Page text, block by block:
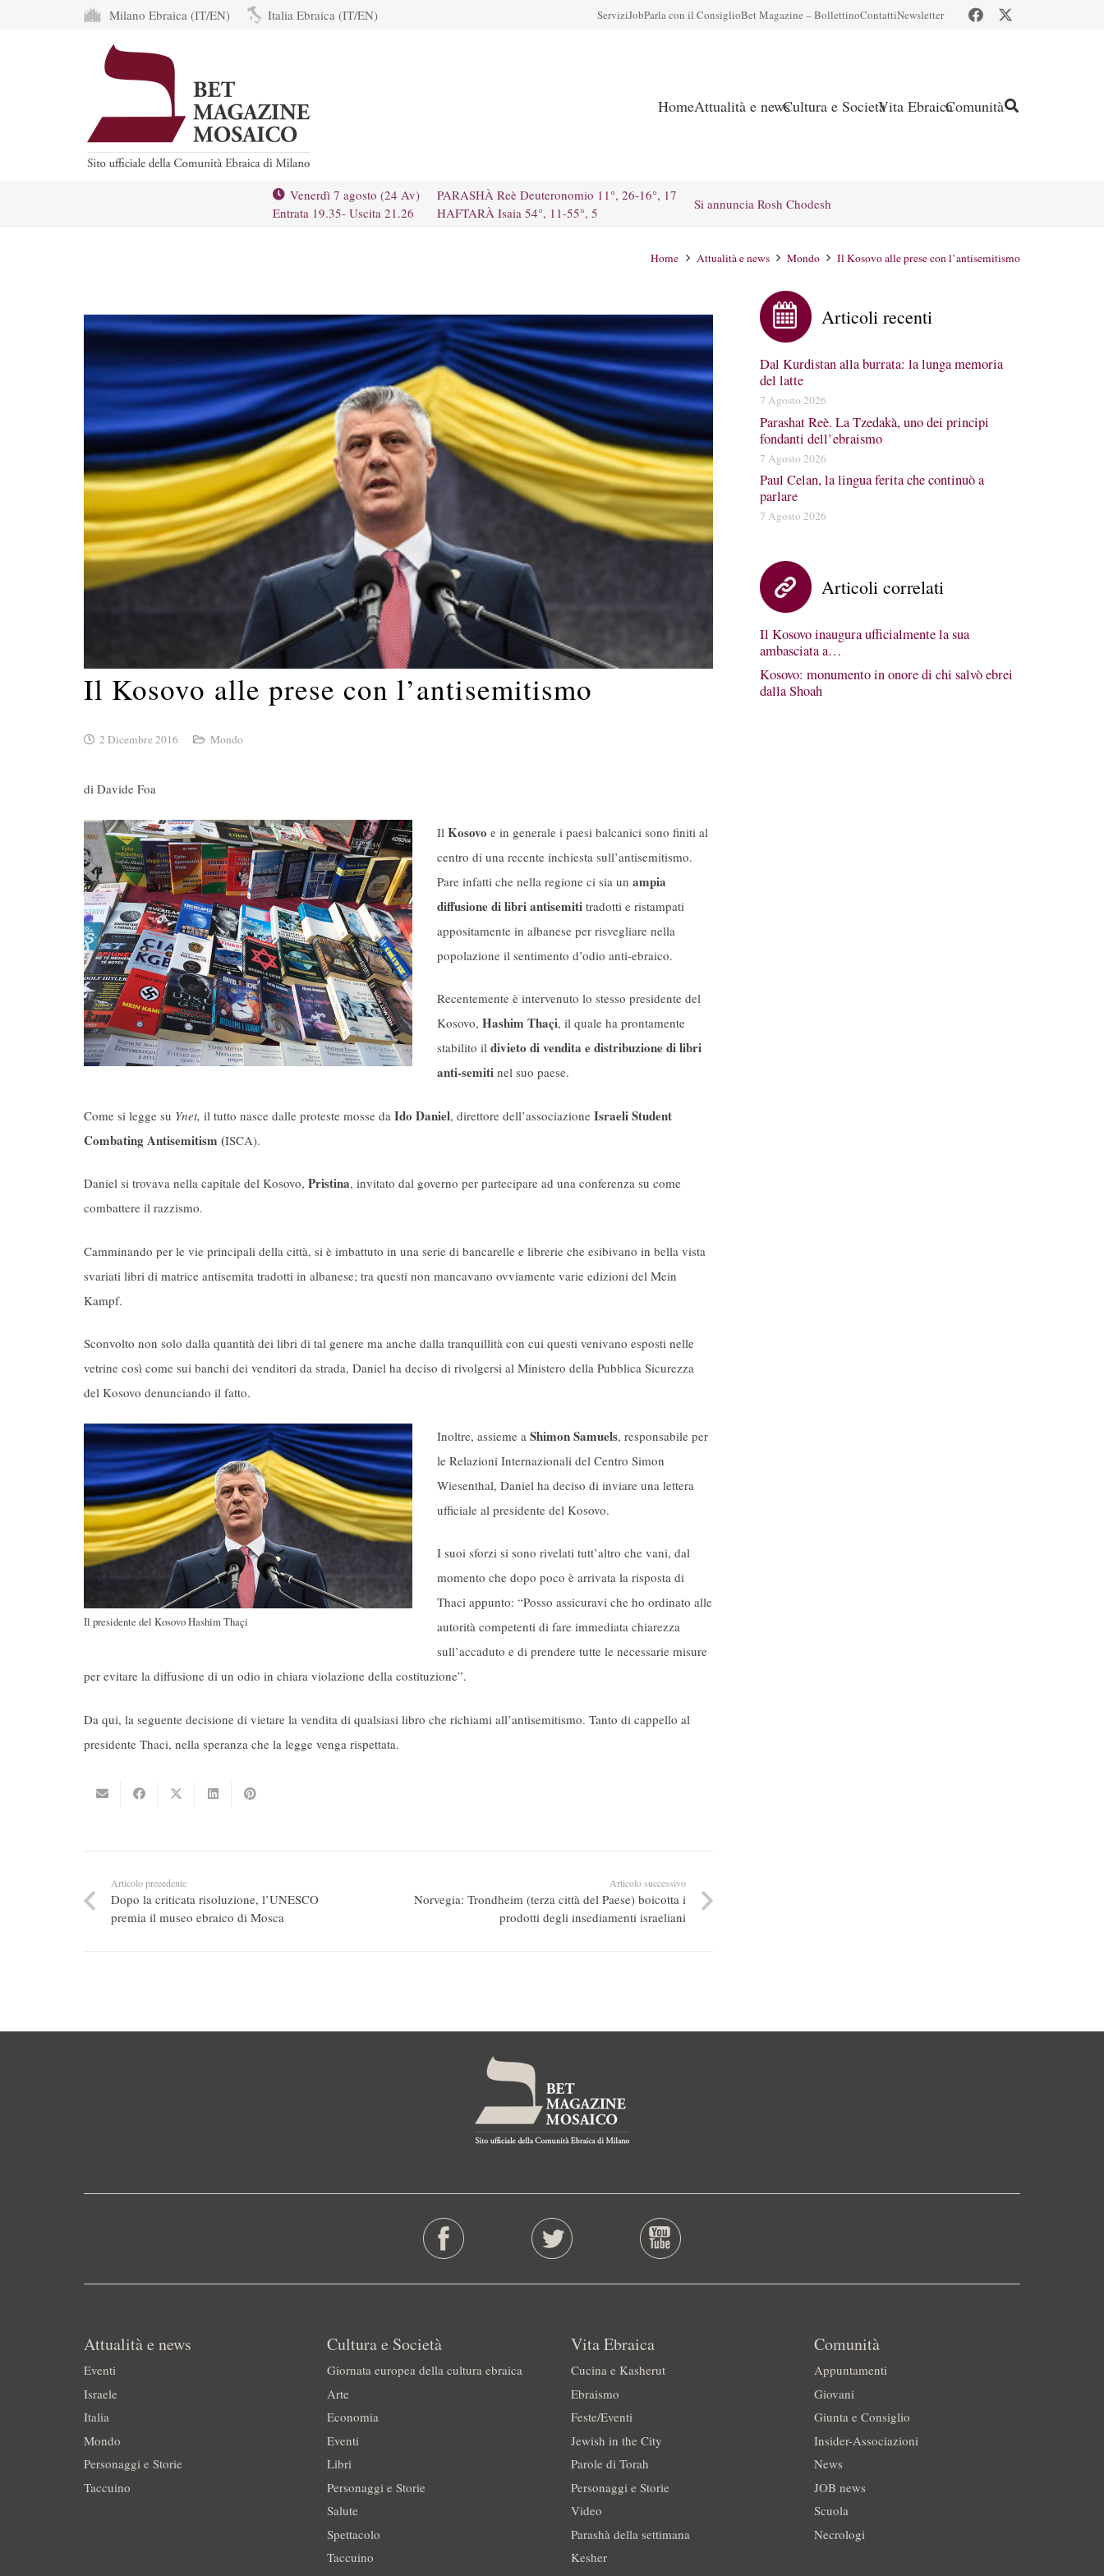
Milano Ebraica (IT/EN) Italia Ebraica (IT/EN) ServiziJobParla con il ConsiglioBet Magazine – BollettinoContattiNewsletter
HomeAttualità e newsCultura e SocietàVita EbraicaComunità
Venerdì 7 agosto (24 Av)
Entrata 19.35- Uscita 21.26
PARASHÀ Reè Deuteronomio 11°, 26-16°, 17
HAFTARÀ Isaia 54°, 11-55°, 5
Si annuncia Rosh Chodesh
Home Attualità e news Mondo Il Kosovo alle prese con l’antisemitismo
Il Kosovo alle prese con l’antisemitismo
2 Dicembre 2016 Mondo
di Davide Foa
Il Kosovo e in generale i paesi balcanici sono finiti al
centro di una recente inchiesta sull’antisemitismo.
Pare infatti che nella regione ci sia un ampia
diffusione di libri antisemiti tradotti e ristampati
appositamente in albanese per risvegliare nella
popolazione il sentimento d’odio anti-ebraico.
Recentemente è intervenuto lo stesso presidente del
Kosovo, Hashim Thaçi, il quale ha prontamente
stabilito il divieto di vendita e distribuzione di libri
anti-semiti nel suo paese.
Come si legge su Ynet, il tutto nasce dalle proteste mosse da Ido Daniel, direttore dell’associazione Israeli Student
Combating Antisemitism (ISCA).
Daniel si trovava nella capitale del Kosovo, Pristina, invitato dal governo per partecipare ad una conferenza su come
combattere il razzismo.
Camminando per le vie principali della città, si è imbattuto in una serie di bancarelle e librerie che esibivano in bella vista
svariati libri di matrice antisemita tradotti in albanese; tra questi non mancavano ovviamente varie edizioni del Mein
Kampf.
Sconvolto non solo dalla quantità dei libri di tal genere ma anche dalla tranquillità con cui questi venivano esposti nelle
vetrine così come sui banchi dei venditori da strada, Daniel ha deciso di rivolgersi al Ministero della Pubblica Sicurezza
del Kosovo denunciando il fatto.
Il presidente del Kosovo Hashim Thaçi
Inoltre, assieme a Shimon Samuels, responsabile per
le Relazioni Internazionali del Centro Simon
Wiesenthal, Daniel ha deciso di inviare una lettera
ufficiale al presidente del Kosovo.
I suoi sforzi si sono rivelati tutt’altro che vani, dal
momento che dopo poco è arrivata la risposta di
Thaci appunto: “Posso assicuravi che ho ordinato alle
autorità competenti di fare immediata chiarezza
sull’accaduto e di prendere tutte le necessarie misure
per evitare la diffusione di un odio in chiara violazione della costituzione”.
Da qui, la seguente decisione di vietare la vendita di qualsiasi libro che richiami all’antisemitismo. Tanto di cappello al
presidente Thaci, nella speranza che la legge venga rispettata.
Articolo precedente
Dopo la criticata risoluzione, l’UNESCO
premia il museo ebraico di Mosca
Articolo successivo
Norvegia: Trondheim (terza città del Paese) boicotta i
prodotti degli insediamenti israeliani
Articoli recenti
Dal Kurdistan alla burrata: la lunga memoria
del latte
7 Agosto 2026
Parashat Reè. La Tzedakà, uno dei principi
fondanti dell’ebraismo
7 Agosto 2026
Paul Celan, la lingua ferita che continuò a
parlare
7 Agosto 2026
Articoli correlati
Il Kosovo inaugura ufficialmente la sua
ambasciata a…
Kosovo: monumento in onore di chi salvò ebrei
dalla Shoah
Attualità e news
Eventi
Israele
Italia
Mondo
Personaggi e Storie
Taccuino
Cultura e Società
Giornata europea della cultura ebraica
Arte
Economia
Eventi
Libri
Personaggi e Storie
Salute
Spettacolo
Taccuino
Vita Ebraica
Cucina e Kasherut
Ebraismo
Feste/Eventi
Jewish in the City
Parole di Torah
Personaggi e Storie
Video
Parashà della settimana
Kesher
Comunità
Appuntamenti
Giovani
Giunta e Consiglio
Insider-Associazioni
News
JOB news
Scuola
Necrologi